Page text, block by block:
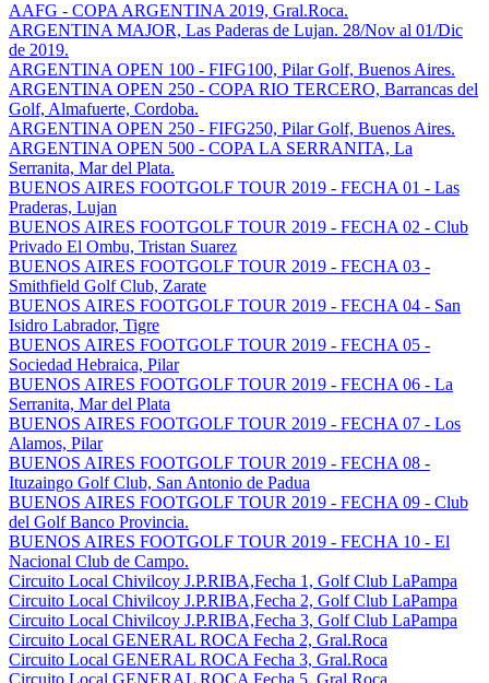
AAFG - COPA ARGENTINA 2019, Gral.Roca.
ARGENTINA MAJOR, Las Paderas de Lujan. 28/Nov al 01/Dic
de 2019.
ARGENTINA OPEN 100 - FIFG100, Pilar Golf, Buenos Aires.
ARGENTINA OPEN 250 - COPA RIO TERCERO, Barrancas del
Golf, Almafuerte, Cordoba.
ARGENTINA OPEN 250 - FIFG250, Pilar Golf, Buenos Aires.
ARGENTINA OPEN 500 - COPA LA SERRANITA, La
Serranita, Mar del Plata.
BUENOS AIRES FOOTGOLF TOUR 2019 - FECHA 01 - Las
Praderas, Lujan
BUENOS AIRES FOOTGOLF TOUR 2019 - FECHA 02 - Club
Privado El Ombu, Tristan Suarez
BUENOS AIRES FOOTGOLF TOUR 2019 - FECHA 03 -
Smithfield Golf Club, Zarate
BUENOS AIRES FOOTGOLF TOUR 2019 - FECHA 04 - San
Isidro Labrador, Tigre
BUENOS AIRES FOOTGOLF TOUR 2019 - FECHA 05 -
Sociedad Hebraica, Pilar
BUENOS AIRES FOOTGOLF TOUR 2019 - FECHA 06 - La
Serranita, Mar del Plata
BUENOS AIRES FOOTGOLF TOUR 2019 - FECHA 07 - Los
Alamos, Pilar
BUENOS AIRES FOOTGOLF TOUR 2019 - FECHA 08 -
Ituzaingo Golf Club, San Antonio de Padua
BUENOS AIRES FOOTGOLF TOUR 2019 - FECHA 09 - Club
del Golf Banco Provincia.
BUENOS AIRES FOOTGOLF TOUR 2019 - FECHA 10 - El
Nacional Club de Campo.
Circuito Local Chivilcoy J.P.RIBA,Fecha 1, Golf Club LaPampa
Circuito Local Chivilcoy J.P.RIBA,Fecha 2, Golf Club LaPampa
Circuito Local Chivilcoy J.P.RIBA,Fecha 3, Golf Club LaPampa
Circuito Local GENERAL ROCA Fecha 2, Gral.Roca
Circuito Local GENERAL ROCA Fecha 3, Gral.Roca
Circuito Local GENERAL ROCA Fecha 5, Gral.Roca